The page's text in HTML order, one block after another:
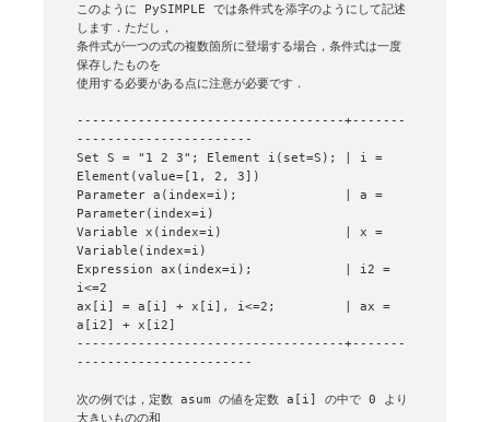
このように PySIMPLE では条件式を添字のようにして記述
します．ただし，
条件式が一つの式の複数箇所に登場する場合，条件式は一度
保存したものを
使用する必要がある点に注意が必要です．
-----------------------------------+-------
-----------------------
Set S = "1 2 3"; Element i(set=S); | i =
Element(value=[1, 2, 3])
Parameter a(index=i);              | a =
Parameter(index=i)
Variable x(index=i)                | x =
Variable(index=i)
Expression ax(index=i);            | i2 =
i<=2
ax[i] = a[i] + x[i], i<=2;         | ax =
a[i2] + x[i2]
-----------------------------------+-------
-----------------------
次の例では，定数 asum の値を定数 a[i] の中で 0 より
大きいものの和